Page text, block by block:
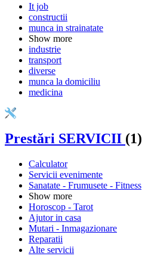
It job
constructii
munca in strainatate
Show more
industrie
transport
diverse
munca la domiciliu
medicina
Prestări SERVICII (1)
Calculator
Servicii evenimente
Sanatate - Frumusete - Fitness
Show more
Horoscop - Tarot
Ajutor in casa
Mutari - Inmagazionare
Reparatii
Alte servicii